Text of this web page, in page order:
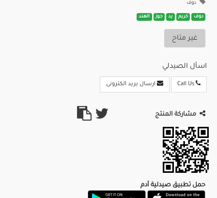
دوف
دوف كريم يد جوز الهند
غير متاح
اسأل الصيدلي
ارسال بريد الكترونى
مشاركة المنتج
حمل تطبيق صيدلية آدم